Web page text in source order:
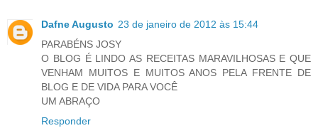
Dafne Augusto 23 de janeiro de 2012 às 15:44
PARABÉNS JOSY
O BLOG É LINDO AS RECEITAS MARAVILHOSAS E QUE
VENHAM MUITOS E MUITOS ANOS PELA FRENTE DE
BLOG E DE VIDA PARA VOCÊ
UM ABRAÇO
Responder